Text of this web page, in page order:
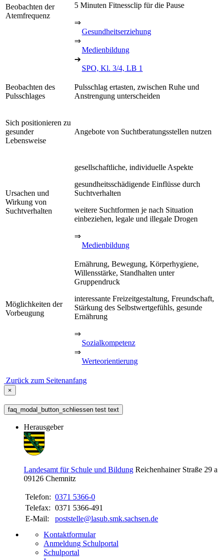
Beobachten der
Atemfrequenz
5 Minuten Fitnessclip für die Pause
⇒
Gesundheitserziehung
⇒
Medienbildung
➔
SPO, Kl. 3/4, LB 1
Beobachten des
Pulsschlages
Pulsschlag ertasten, zwischen Ruhe und
Anstrengung unterscheiden
Sich positionieren zu
gesunder
Lebensweise
Angebote von Suchtberatungsstellen nutzen
Ursachen und
Wirkung von
Suchtverhalten
gesellschaftliche, individuelle Aspekte
gesundheitsschädigende Einflüsse durch
Suchtverhalten
weitere Suchtformen je nach Situation
einbeziehen, legale und illegale Drogen
⇒
Medienbildung
Möglichkeiten der
Vorbeugung
Ernährung, Bewegung, Körperhygiene,
Willensstärke, Standhalten unter
Gruppendruck
interessante Freizeitgestaltung, Freundschaft,
Stärkung des Selbstwertgefühls, gesunde
Ernährung
⇒
Sozialkompetenz
⇒
Werteorientierung
Zurück zum Seitenanfang
×
faq_modal_button_schliessen test text
Herausgeber
Landesamt für Schule und Bildung Reichenhainer Straße 29 a
09126 Chemnitz
Telefon: 0371 5366-0
Telefax: 0371 5366-491
E-Mail:
poststelle@lasub.smk.sachsen.de
Kontaktformular
Anmeldung Schulportal
Schulportal